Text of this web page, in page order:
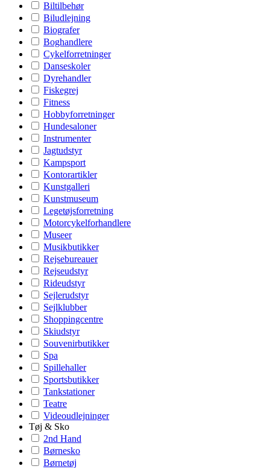
Biltilbehør
Biludlejning
Biografer
Boghandlere
Cykelforretninger
Danseskoler
Dyrehandler
Fiskegrej
Fitness
Hobbyforretninger
Hundesaloner
Instrumenter
Jagtudstyr
Kampsport
Kontorartikler
Kunstgalleri
Kunstmuseum
Legetøjsforretning
Motorcykelforhandlere
Museer
Musikbutikker
Rejsebureauer
Rejseudstyr
Rideudstyr
Sejlerudstyr
Sejlklubber
Shoppingcentre
Skiudstyr
Souvenirbutikker
Spa
Spillehaller
Sportsbutikker
Tankstationer
Teatre
Videoudlejninger
Tøj & Sko
2nd Hand
Børnesko
Børnetøj